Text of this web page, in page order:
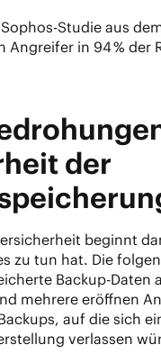
Studie aus
Angreifer in 94 % der
der
beginnt
zu tun hat. Die
Backup-Daten
mehrere eröffnen
auf die sich
verlassen